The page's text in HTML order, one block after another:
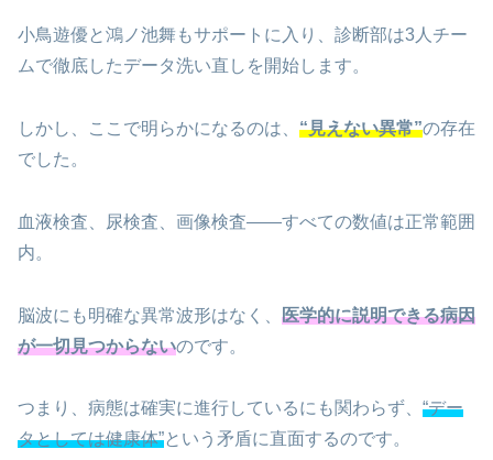
小鳥遊優と鴻ノ池舞もサポートに入り、診断部は3人チー
ムで徹底したデータ洗い直しを開始します。
しかし、ここで明らかになるのは、 “見えない異常”の存在
でした。
血液検査、尿検査、画像検査――すべての数値は正常範囲
内。
脳波にも明確な異常波形はなく、 医学的に説明できる病因
が一切見つからないのです。
つまり、病態は確実に進行しているにも関わらず、 “デー
タとしては健康体”という矛盾に直面するのです。